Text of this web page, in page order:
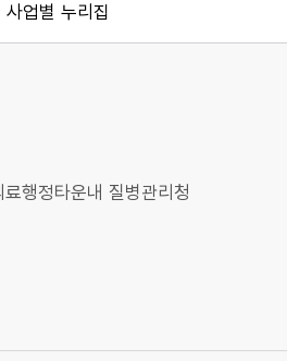
사업별 누리집
행정타운내 질병관리청